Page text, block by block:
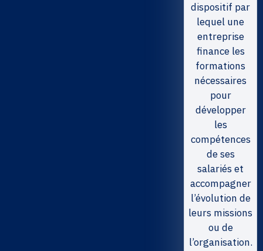
dispositif par
lequel une
entreprise
finance les
formations
nécessaires
pour
développer
les
compétences
de ses
salariés et
accompagner
l’évolution de
leurs missions
ou de
l’organisation.